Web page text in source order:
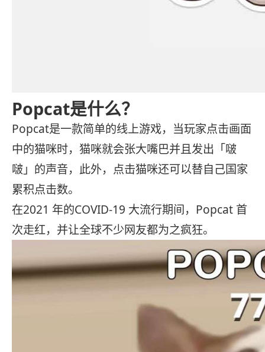
Popcat是什么？
Popcat是一款简单的线上游戏，当玩家点击画面
中的猫咪时，猫咪就会张大嘴巴并且发出「啵
啵」的声音，此外，点击猫咪还可以替自己国家
累积点击数。
在2021 年的COVID-19 大流行期间，Popcat 首
次走红，并让全球不少网友都为之疯狂。